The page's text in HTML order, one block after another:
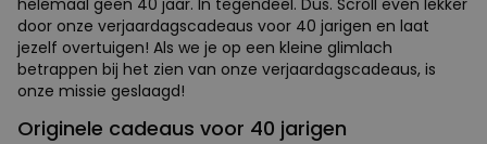
helemaal geen 40 jaar. In tegendeel. Dus. Scroll even lekker
door onze verjaardagscadeaus voor 40 jarigen en laat
jezelf overtuigen! Als we je op een kleine glimlach
betrappen bij het zien van onze verjaardagscadeaus, is
onze missie geslaagd!
Originele cadeaus voor 40 jarigen